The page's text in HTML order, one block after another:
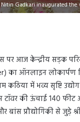
Gadkari inaugurated the
पर आज केन्द्रीय सड़क
का ऑनलाइन लोकार्पण
कठिया में भव्य सृष्टि
टॉवर की ऊंचाई 140
बांस प्रौद्योगिकी से जुड़े